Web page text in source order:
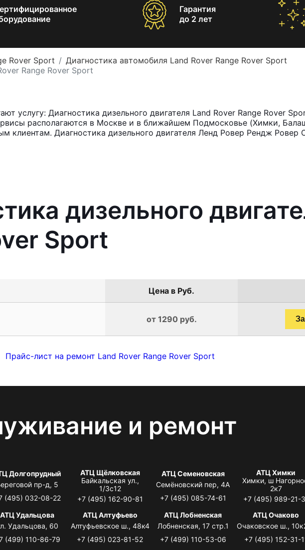
Гарантия
до 2 лет
Rover Sport
Диагностика автомобиля Land Rover Range Rover Sport
Range Rover Sport
услугу: Диагностика дизельного двигателя Land Rover Range Rover
располагаются в Москве и в ближайшем Подмосковье (Химки,
клиентам. Диагностика дизельного двигателя Ленд Ровер Рендж Ровер
дизельного
Sport
Цена в Руб.
от 1290 руб.
Прайс-лист на ремонт Land Rover Range Rover Sport
и ремонт
Долгопрудный
пр-д, 5
(495) 032-08-22
АТЦ Щёлковская
Байкальская ул.,
1/3с12
+7 (495) 162-90-81
АТЦ Семеновская
Семёновский пер, 4А
+7 (495) 085-74-61
АТЦ Химки
Химки, ш
2к7
+7 (495) 989-21-
АТЦ Удальцова
Удальцова, 60
(499) 110-86-79
АТЦ Алтуфьево
Алтуфьевское ш., 48к4
+7 (495) 023-81-52
АТЦ Лобненская
Лобненская, 17 стр.1
+7 (499) 110-53-06
АТЦ Очаково
Очаковское ш.,
+7 (495) 152-31-